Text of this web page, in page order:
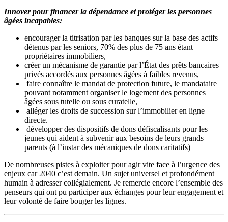
Innover pour financer la dépendance et protéger les personnes
âgées incapables:
encourager la titrisation par les banques sur la base des actifs
détenus par les seniors, 70% des plus de 75 ans étant
propriétaires immobiliers,
créer un mécanisme de garantie par l’État des prêts bancaires
privés accordés aux personnes âgées à faibles revenus,
faire connaître le mandat de protection future, le mandataire
pouvant notamment organiser le logement des personnes
âgées sous tutelle ou sous curatelle,
alléger les droits de succession sur l’immobilier en ligne
directe.
développer des dispositifs de dons défiscalisants pour les
jeunes qui aident à subvenir aux besoins de leurs grands
parents (à l’instar des mécaniques de dons caritatifs)
De nombreuses pistes à exploiter pour agir vite face à l’urgence des
enjeux car 2040 c’est demain. Un sujet universel et profondément
humain à adresser collégialement. Je remercie encore l’ensemble des
penseurs qui ont pu participer aux échanges pour leur engagement et
leur volonté de faire bouger les lignes.